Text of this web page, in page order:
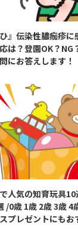
ひ』伝染性膿痂疹
は？登園OK？NG
にお答えします！
人気の知育玩具
/0歳 1歳 2歳 3歳 4
プレゼントにもお